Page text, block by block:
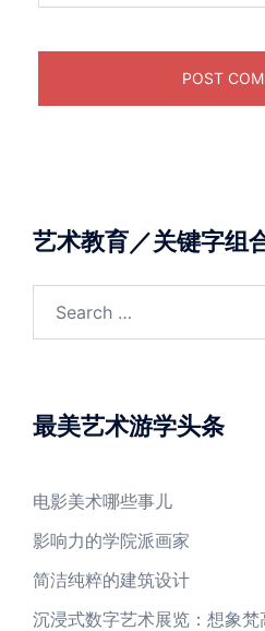
艺术教育／关键字组
for:
最美艺术游学头条
电影美术哪些事儿
影响力的学院派画家
简洁纯粹的建筑设计
沉浸式数字艺术展览：想象梵